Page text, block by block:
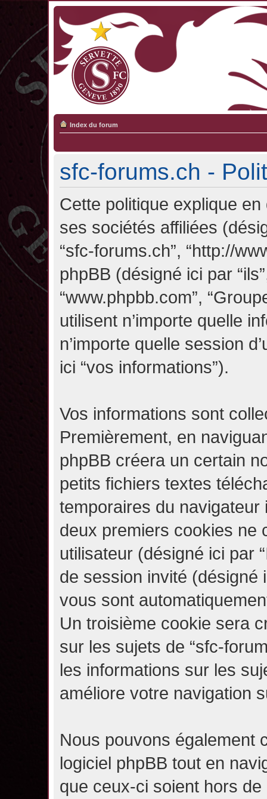
Index du forum
sfc-forums.ch -
Cette politique explique
ses sociétés affiliées
“sfc-forums.ch”, “http://
phpBB (désigné ici par
“www.phpbb.com”,
utilisent n’importe quelle
n’importe quelle session
ici “vos informations”).
Vos informations sont
Premièrement, en
phpBB créera un certain
petits fichiers textes
temporaires du
deux premiers cookies ne
utilisateur (désigné ici par
de session invité (désigné
vous sont
Un troisième cookie sera
sur les sujets de “sfc-
les informations sur les
améliore votre navigation
Nous pouvons également
logiciel phpBB tout en
que ceux-ci soient hors